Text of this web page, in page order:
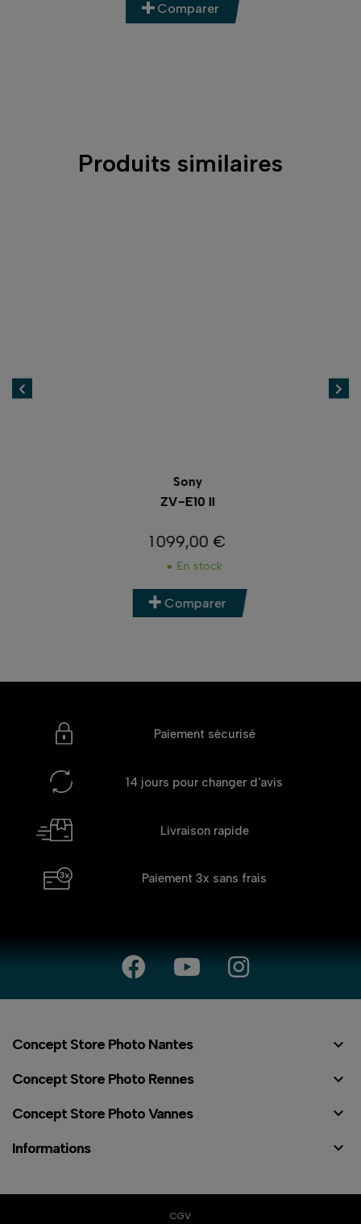
Comparer
Produits similaires
Sony
ZV-E10 II
Prix
1 099,00 €
En stock
Comparer
Paiement sécurisé
14 jours pour changer d'avis
Livraison rapide
Paiement 3x sans frais
Concept Store Photo Nantes 
Concept Store Photo Rennes 
Concept Store Photo Vannes 
Informations 
CGV